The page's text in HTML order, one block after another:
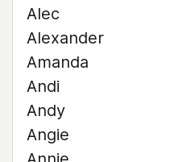
Alec
Alexander
Amanda
Andi
Andy
Angie